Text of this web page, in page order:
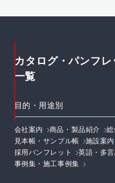
カタログ・パンフ
一覧
目的・用途別
会社案内 商品・製品紹介 総
見本帳・サンプル帳
施設案内
採用パンフレット
英語・多
事例集・施工事例集